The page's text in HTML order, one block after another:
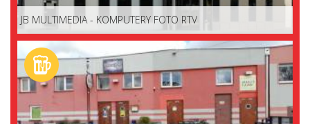
JB MULTIMEDIA - KOMPUTERY FOTO RTV